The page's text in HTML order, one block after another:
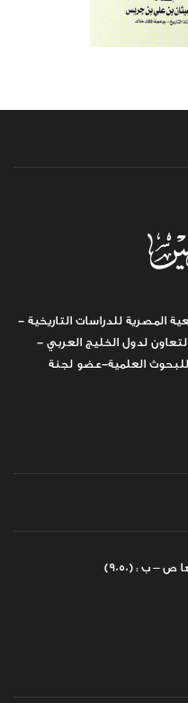
المصرية للدراسات التاريخية -
لدول الخليج العربي -
العلمية-عضو لجنة
– ب : (9050)